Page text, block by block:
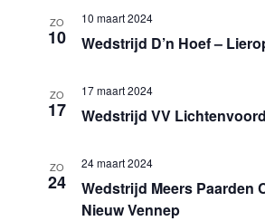
ZO
10 Wedstrijd D’n Hoef –
10 maart 2024
ZO
17 Wedstrijd VV
17 maart 2024
ZO
24
Wedstrijd Meers Paarden
Nieuw Vennep
24 maart 2024